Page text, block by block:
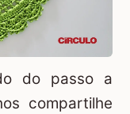
do passo a
compartilhe